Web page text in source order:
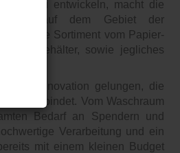
zu entwickeln, macht die
auf dem Gebiet der
gesamte Sortiment vom Papier-
Abfallbehälter, sowie jegliches
neue Innovation gelungen, die
verbindet. Vom Waschraum
Bedarf an Spendern und
Verarbeitung und ein
mit einem kleinen Budget